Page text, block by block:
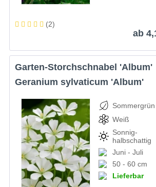
(2)
ab
Garten-Storchschnabel 'Album'
Geranium sylvaticum 'Album'
Sommergrün
Weiß
Sonnig-
halbschattig
Juni - Juli
50 - 60 cm
Lieferbar